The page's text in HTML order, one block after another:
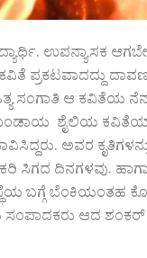
ಉಪನ್ಯಾಸಕ
ಪ್ರಕಟವಾದದ್ದು
ಸಂಗಾತಿ ಆ ಕವಿತೆಯ
ಶೈಲಿಯ
ಅವರ
ದಿನಗಳವು.
ಬಗ್ಗೆ ಬೆಂಕಿಯಂತಹ
ಸಂಪಾದಕರು ಆದ